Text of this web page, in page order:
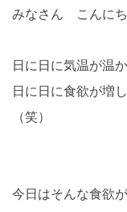
みなさん こんにち
日に日に気温が温
日に日に食欲が増
（笑）
今日はそんな食欲